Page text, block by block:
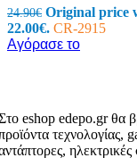
24.90€ Original price
22.00€. CR-2915
Αγόρασε το
eshop edepo.gr θα
τεχνολογίας,